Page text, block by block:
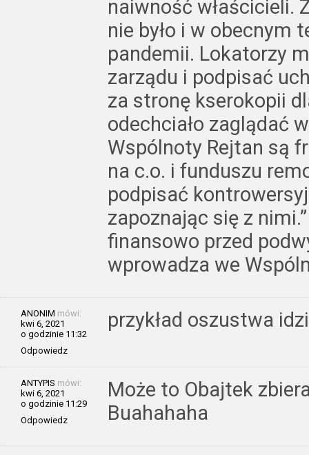
naiwność właścicieli.
nie było i w obecnym
pandemii. Lokatorzy
zarządu i podpisać
za stronę kserokopii
odechciało zaglądać
Wspólnoty Rejtan są
na c.o. i funduszu
podpisać
zapoznając się z
finansowo przed
wprowadza we
ANONIM mówi:
kwi 6, 2021
o godzinie 11:32
Odpowiedz
przykład oszustwa
ANTYPIS mówi:
kwi 6, 2021
o godzinie 11:29
Odpowiedz
Może to Obajtek
Buahahaha